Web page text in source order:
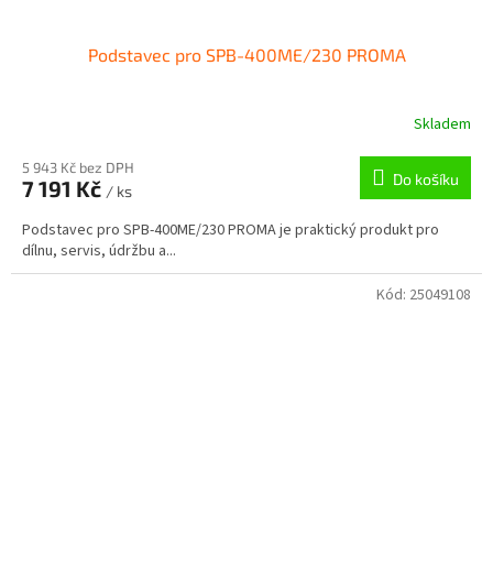
Podstavec pro SPB-400ME/230 PROMA
Skladem
5 943 Kč bez DPH
7 191 Kč / ks
Do košíku
Podstavec pro SPB-400ME/230 PROMA je praktický produkt pro
dílnu, servis, údržbu a...
Kód: 25049108